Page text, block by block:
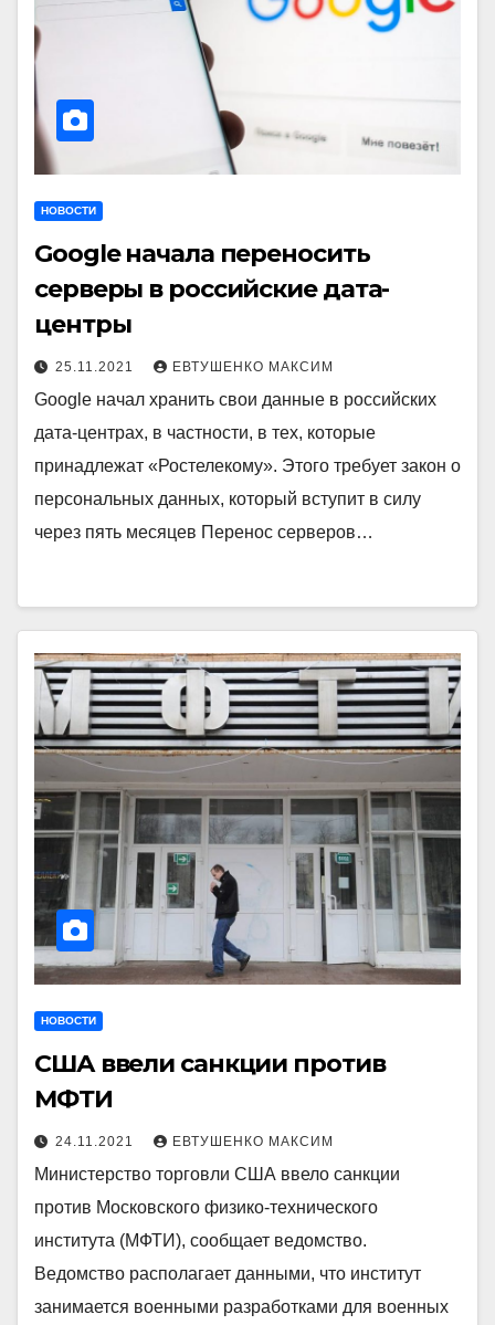
НОВОСТИ
Google начала переносить
серверы в российские дата-
центры
25.11.2021 ЕВТУШЕНКО МАКСИМ
Google начал хранить свои данные в российских
дата-центрах, в частности, в тех, которые
принадлежат «Ростелекому». Этого требует закон о
персональных данных, который вступит в силу
через пять месяцев Перенос серверов…
НОВОСТИ
США ввели санкции против
МФТИ
24.11.2021 ЕВТУШЕНКО МАКСИМ
Министерство торговли США ввело санкции
против Московского физико-технического
института (МФТИ), сообщает ведомство.
Ведомство располагает данными, что институт
занимается военными разработками для военных